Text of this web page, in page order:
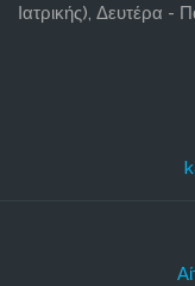
Ιατρικής), Δευτέρα -